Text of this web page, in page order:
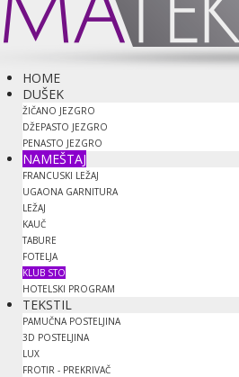
HOME
DUŠEK
ŽIČANO JEZGRO
DŽEPASTO JEZGRO
PENASTO JEZGRO
NAMEŠTAJ
FRANCUSKI LEŽAJ
UGAONA GARNITURA
LEŽAJ
KAUČ
TABURE
FOTELJA
KLUB STO
HOTELSKI PROGRAM
TEKSTIL
PAMUČNA POSTELJINA
3D POSTELJINA
LUX
FROTIR - PREKRIVAČ